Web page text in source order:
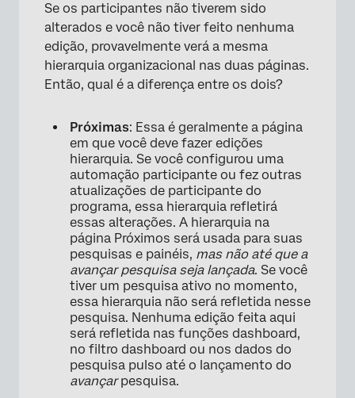
Se os participantes não tiverem sido
alterados e você não tiver feito nenhuma
edição, provavelmente verá a mesma
hierarquia organizacional nas duas páginas.
Então, qual é a diferença entre os dois?
Próximas: Essa é geralmente a página
em que você deve fazer edições
hierarquia. Se você configurou uma
automação participante ou fez outras
atualizações de participante do
programa, essa hierarquia refletirá
essas alterações. A hierarquia na
página Próximos será usada para suas
pesquisas e painéis, mas não até que a
avançar pesquisa seja lançada. Se você
tiver um pesquisa ativo no momento,
essa hierarquia não será refletida nesse
pesquisa. Nenhuma edição feita aqui
será refletida nas funções dashboard,
no filtro dashboard ou nos dados do
pesquisa pulso até o lançamento do
avançarpesquisa.